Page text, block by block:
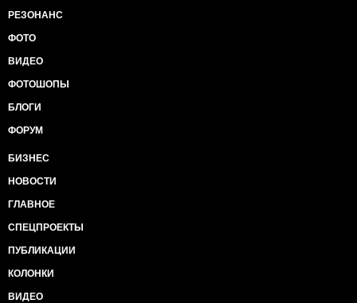
РЕЗОНАНС
ФОТО
ВИДЕО
ФОТОШОПЫ
БЛОГИ
ФОРУМ
БИЗНЕС
НОВОСТИ
ГЛАВНОЕ
СПЕЦПРОЕКТЫ
ПУБЛИКАЦИИ
КОЛОНКИ
ВИДЕО